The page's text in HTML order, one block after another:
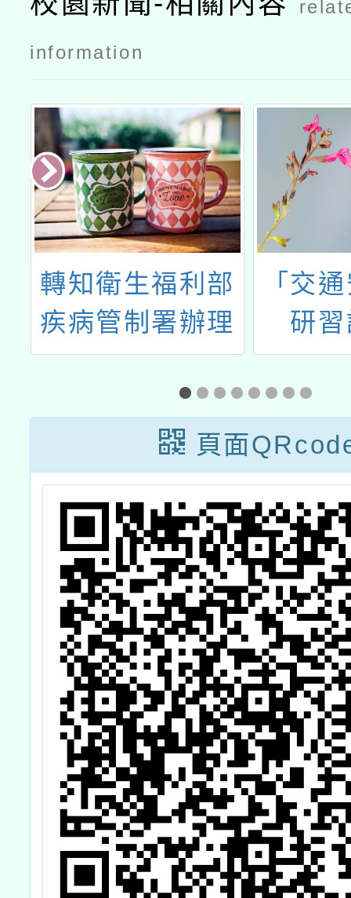
information
轉知衛生福利部
疾病管制署辦理
「及時愛自己，
愛篩抽好禮」活
「交
研
頁面